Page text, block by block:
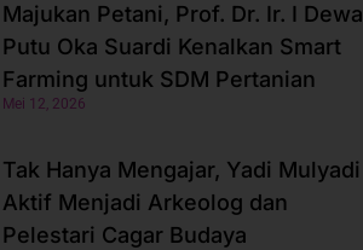
Majukan Petani, Prof. Dr. Ir. I Dewa
Putu Oka Suardi Kenalkan Smart
Farming untuk SDM Pertanian
Mei 12, 2026
Tak Hanya Mengajar, Yadi Mulyadi
Aktif Menjadi Arkeolog dan
Pelestari Cagar Budaya